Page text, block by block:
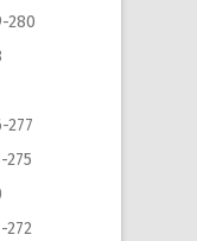
280
277
272